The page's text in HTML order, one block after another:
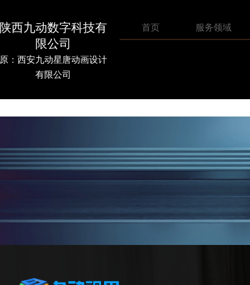
陕西九动数字科技有
限公司
原：西安九动星唐动画设计
有限公司
首页 服务领域